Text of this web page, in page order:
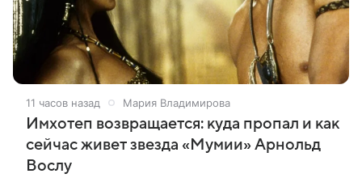
11 часов назад Мария Владимирова
Имхотеп возвращается: куда пропал и как
сейчас живет звезда «Мумии» Арнольд
Вослу